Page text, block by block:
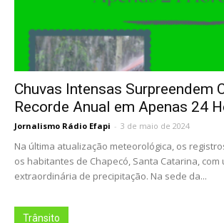
Chuvas Intensas Surpreendem
Recorde Anual em Apenas 24
Jornalismo Rádio Efapi - 3 de maio de 2024
Na última atualização meteorológica, os
os habitantes de Chapecó, Santa Catarina,
extraordinária de precipitação. Na sede da...
Trânsito